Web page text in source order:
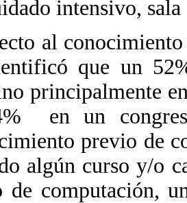
intensivo,
al
que un
principalmente
en un
previo de
algún curso y/o
de computación,